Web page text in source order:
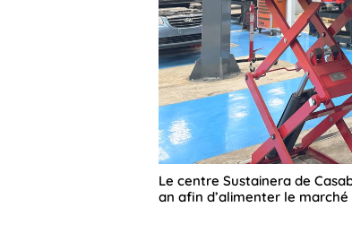
Le centre Sustainera de
an afin d’alimenter le marché